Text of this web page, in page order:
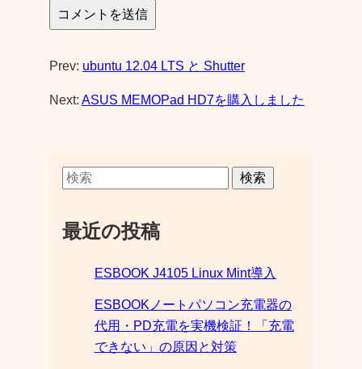
Prev: ubuntu 12.04 LTS と Shutter
Next: ASUS MEMOPad HD7を購入しました
検索
最近の投稿
ESBOOK J4105 Linux Mint導入
ESBOOKノートパソコン充電器の
代用・PD充電を実機検証！「充電
できない」の原因と対策